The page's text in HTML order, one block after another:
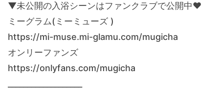
▼未公開の入浴シーンはファンクラブで公開中♥
ミーグラム(ミーミューズ )
https://mi-muse.mi-glamu.com/mugicha
オンリーファンズ
https://onlyfans.com/mugicha